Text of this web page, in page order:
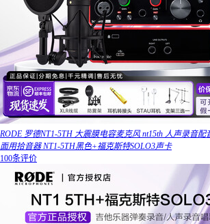
RODE 罗德NT1-5TH 大震膜电容麦克风 nt15th 人声录音
面用拾音器 NT1-5TH黑色+福克斯特SOLO3声卡
100条评价